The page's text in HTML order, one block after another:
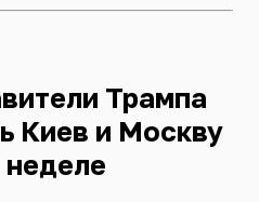
Трампа
Киев и Москву